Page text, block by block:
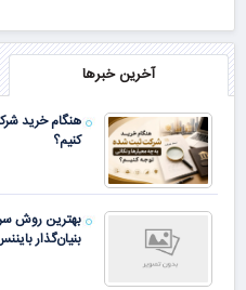
آخرین خبرها
هنگام خرید
کنیم؟
بهترین روش
بنیان‌گذار